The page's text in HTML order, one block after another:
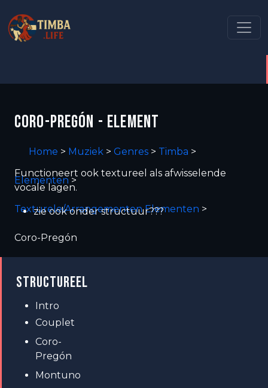
CORO-PREGÓN - ELEMENT
Home > Muziek > Genres > Timba >
Elementen>
Texturele/Arrangementen Elementen >
Coro-Pregón
Functioneert ook textureel als afwisselende
vocale lagen.
zie ook onder structuur???
STRUCTUREEL
Intro
Couplet
Coro-
Pregón
Montuno